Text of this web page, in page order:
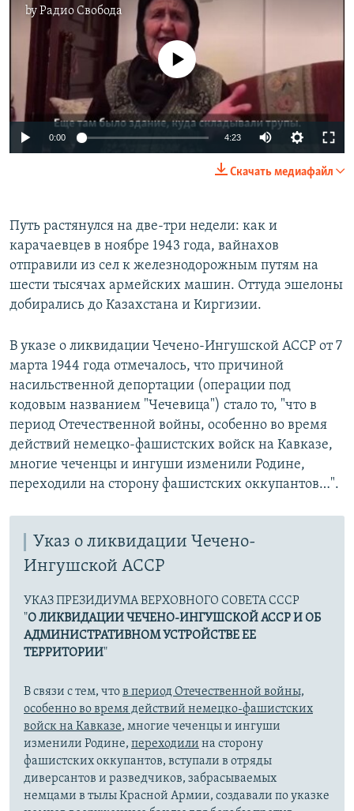
byРадио Свобода
No media source currently available
0:00 4:23
Скачать медиафайл
Путь растянулся на две-три недели: как и
карачаевцев в ноябре 1943 года, вайнахов
отправили из сел к железнодорожным путям на
шести тысячах армейских машин. Оттуда эшелоны
добирались до Казахстана и Киргизии.
В указе о ликвидации Чечено-Ингушской АССР от 7
марта 1944 года отмечалось, что причиной
насильственной депортации (операции под
кодовым названием "Чечевица") стало то, "что в
период Отечественной войны, особенно во время
действий немецко-фашистских войск на Кавказе,
многие чеченцы и ингуши изменили Родине,
переходили на сторону фашистских оккупантов…".
Указ о ликвидации Чечено-
Ингушской АССР
УКАЗ ПРЕЗИДИУМА ВЕРХОВНОГО СОВЕТА СССР
"О ЛИКВИДАЦИИ ЧЕЧЕНО-ИНГУШСКОЙ АССР И ОБ
АДМИНИСТРАТИВНОМ УСТРОЙСТВЕ ЕЕ
ТЕРРИТОРИИ"
В связи с тем, чтов период Отечественной войны,
особенно во время действий немецко-фашистских
войск на Кавказе, многие чеченцы и ингуши
изменили Родине, переходили на сторону
фашистских оккупантов, вступали в отряды
диверсантов и разведчиков, забрасываемых
немцами в тылы Красной Армии, создавали по указке